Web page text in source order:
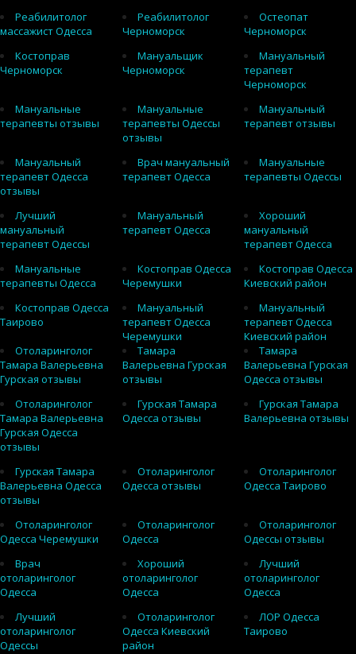
Реабилитолог
массажист Одесса
Реабилитолог
Черноморск
Остеопат
Черноморск
Костоправ
Черноморск
Мануальщик
Черноморск
Мануальный
терапевт
Черноморск
Мануальные
терапевты отзывы
Мануальные
терапевты Одессы
отзывы
Мануальный
терапевт отзывы
Мануальный
терапевт Одесса
отзывы
Врач мануальный
терапевт Одесса
Мануальные
терапевты Одессы
Лучший
мануальный
терапевт Одессы
Мануальный
терапевт Одесса
Хороший
мануальный
терапевт Одесса
Мануальные
терапевты Одесса
Костоправ Одесса
Черемушки
Костоправ Одесса
Киевский район
Костоправ Одесса
Таирово
Мануальный
терапевт Одесса
Черемушки
Мануальный
терапевт Одесса
Киевский район
Отоларинголог
Тамара Валерьевна
Гурская отзывы
Тамара
Валерьевна Гурская
отзывы
Тамара
Валерьевна Гурская
Одесса отзывы
Отоларинголог
Тамара Валерьевна
Гурская Одесса
отзывы
Гурская Тамара
Одесса отзывы
Гурская Тамара
Валерьевна отзывы
Гурская Тамара
Валерьевна Одесса
отзывы
Отоларинголог
Одесса отзывы
Отоларинголог
Одесса Таирово
Отоларинголог
Одесса Черемушки
Отоларинголог
Одесса
Отоларинголог
Одессы отзывы
Врач
отоларинголог
Одесса
Хороший
отоларинголог
Одесса
Лучший
отоларинголог
Одесса
Лучший
отоларинголог
Одессы
Отоларинголог
Одесса Киевский
район
ЛОР Одесса
Таирово